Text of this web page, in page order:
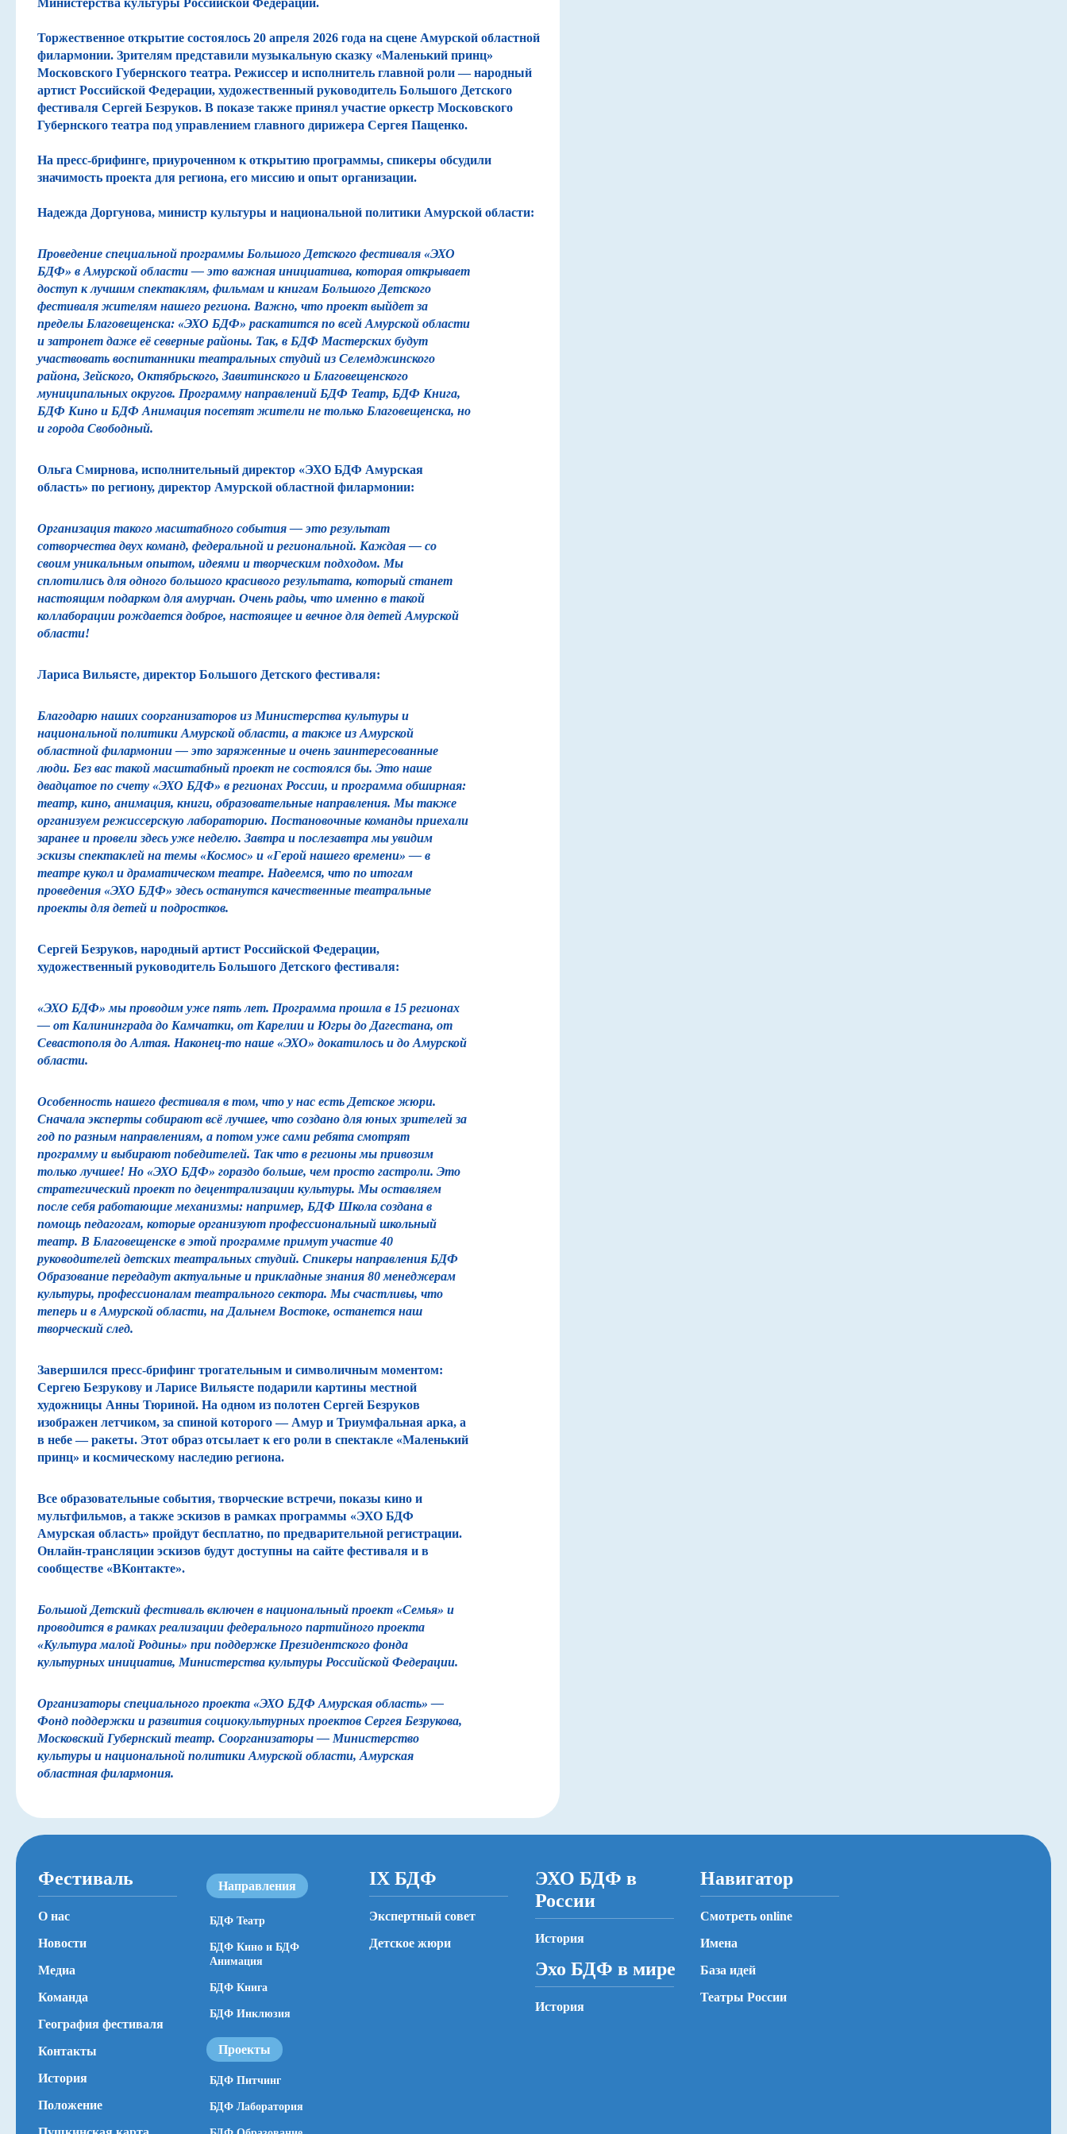
Навигатор
Министерства культуры Российской Федерации.
Торжественное открытие состоялось 20 апреля 2026 года на сцене Амурской областной
филармонии. Зрителям представили музыкальную сказку «Маленький принц»
Московского Губернского театра. Режиссер и исполнитель главной роли — народный
артист Российской Федерации, художественный руководитель Большого Детского
фестиваля Сергей Безруков. В показе также принял участие оркестр Московского
Губернского театра под управлением главного дирижера Сергея Пащенко.
На пресс-брифинге, приуроченном к открытию программы, спикеры обсудили
значимость проекта для региона, его миссию и опыт организации.
Надежда Доргунова, министр культуры и национальной политики Амурской области:
Проведение специальной программы Большого Детского фестиваля «ЭХО
БДФ» в Амурской области — это важная инициатива, которая открывает
доступ к лучшим спектаклям, фильмам и книгам Большого Детского
фестиваля жителям нашего региона. Важно, что проект выйдет за
пределы Благовещенска: «ЭХО БДФ» раскатится по всей Амурской области
и затронет даже её северные районы. Так, в БДФ Мастерских будут
участвовать воспитанники театральных студий из Селемджинского
района, Зейского, Октябрьского, Завитинского и Благовещенского
муниципальных округов. Программу направлений БДФ Театр, БДФ Книга,
БДФ Кино и БДФ Анимация посетят жители не только Благовещенска, но
и города Свободный.
Ольга Смирнова, исполнительный директор «ЭХО БДФ Амурская
область» по региону, директор Амурской областной филармонии:
Организация такого масштабного события — это результат
сотворчества двух команд, федеральной и региональной. Каждая — со
своим уникальным опытом, идеями и творческим подходом. Мы
сплотились для одного большого красивого результата, который станет
настоящим подарком для амурчан. Очень рады, что именно в такой
коллаборации рождается доброе, настоящее и вечное для детей Амурской
области!
Лариса Вильясте, директор Большого Детского фестиваля:
Благодарю наших соорганизаторов из Министерства культуры и
национальной политики Амурской области, а также из Амурской
областной филармонии — это заряженные и очень заинтересованные
люди. Без вас такой масштабный проект не состоялся бы. Это наше
двадцатое по счету «ЭХО БДФ» в регионах России, и программа обширная:
театр, кино, анимация, книги, образовательные направления. Мы также
организуем режиссерскую лабораторию. Постановочные команды приехали
заранее и провели здесь уже неделю. Завтра и послезавтра мы увидим
эскизы спектаклей на темы «Космос» и «Герой нашего времени» — в
театре кукол и драматическом театре. Надеемся, что по итогам
проведения «ЭХО БДФ» здесь останутся качественные театральные
проекты для детей и подростков.
Сергей Безруков, народный артист Российской Федерации,
художественный руководитель Большого Детского фестиваля:
«ЭХО БДФ» мы проводим уже пять лет. Программа прошла в 15 регионах
— от Калининграда до Камчатки, от Карелии и Югры до Дагестана, от
Севастополя до Алтая. Наконец-то наше «ЭХО» докатилось и до Амурской
области.
Особенность нашего фестиваля в том, что у нас есть Детское жюри.
Сначала эксперты собирают всё лучшее, что создано для юных зрителей за
год по разным направлениям, а потом уже сами ребята смотрят
программу и выбирают победителей. Так что в регионы мы привозим
только лучшее! Но «ЭХО БДФ» гораздо больше, чем просто гастроли. Это
стратегический проект по децентрализации культуры. Мы оставляем
после себя работающие механизмы: например, БДФ Школа создана в
помощь педагогам, которые организуют профессиональный школьный
театр. В Благовещенске в этой программе примут участие 40
руководителей детских театральных студий. Спикеры направления БДФ
Образование передадут актуальные и прикладные знания 80 менеджерам
культуры, профессионалам театрального сектора. Мы счастливы, что
теперь и в Амурской области, на Дальнем Востоке, останется наш
творческий след.
Завершился пресс-брифинг трогательным и символичным моментом:
Сергею Безрукову и Ларисе Вильясте подарили картины местной
художницы Анны Тюриной. На одном из полотен Сергей Безруков
изображен летчиком, за спиной которого — Амур и Триумфальная арка, а
в небе — ракеты. Этот образ отсылает к его роли в спектакле «Маленький
принц» и космическому наследию региона.
Все образовательные события, творческие встречи, показы кино и
мультфильмов, а также эскизов в рамках программы «ЭХО БДФ
Амурская область» пройдут бесплатно, по предварительной регистрации.
Онлайн-трансляции эскизов будут доступны на сайте фестиваля и в
сообществе «ВКонтакте».
Большой Детский фестиваль включен в национальный проект «Семья» и
проводится в рамках реализации федерального партийного проекта
«Культура малой Родины» при поддержке Президентского фонда
культурных инициатив, Министерства культуры Российской Федерации.
Организаторы специального проекта «ЭХО БДФ Амурская область» —
Фонд поддержки и развития социокультурных проектов Сергея Безрукова,
Московский Губернский театр. Соорганизаторы — Министерство
культуры и национальной политики Амурской области, Амурская
областная филармония.
Фестиваль
О нас
Новости
Медиа
Команда
География фестиваля
Контакты
История
Положение
Направления
БДФ Театр
БДФ Кино и БДФ
Анимация
БДФ Книга
БДФ Инклюзия
Проекты
БДФ Питчинг
БДФ Лаборатория
IX БДФ
Экспертный совет
Детское жюри
ЭХО БДФ в
России
История
Эхо БДФ в мире
История
Навигатор
Смотреть online
Имена
База идей
Театры России